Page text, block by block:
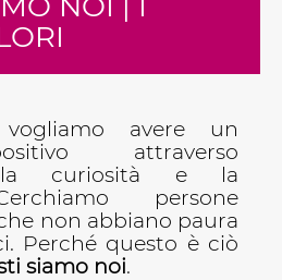
avere un
attraverso
la curiosità e la
persone
non abbiano paura
Perché questo è ciò
siamo noi.